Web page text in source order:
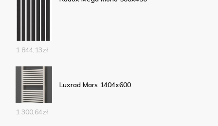
1 844,13zł
Luxrad Mars 1404x600
1 300,64zł